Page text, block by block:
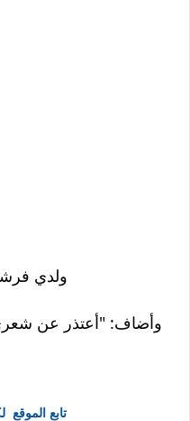
ولدي
وأضاف: "أعتذر عن
تابع